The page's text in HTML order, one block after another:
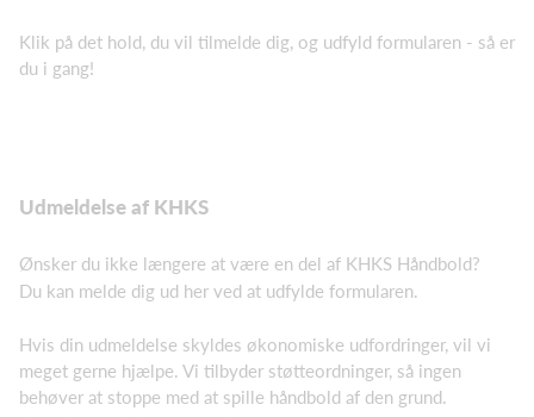
Klik på det hold, du vil tilmelde dig, og udfyld formularen - så er
du i gang!
Udmeldelse af KHKS
Ønsker du ikke længere at være en del af KHKS Håndbold?
Du kan melde dig ud her ved at udfylde formularen.
Hvis din udmeldelse skyldes økonomiske udfordringer, vil vi
meget gerne hjælpe. Vi tilbyder støtteordninger, så ingen
behøver at stoppe med at spille håndbold af den grund.